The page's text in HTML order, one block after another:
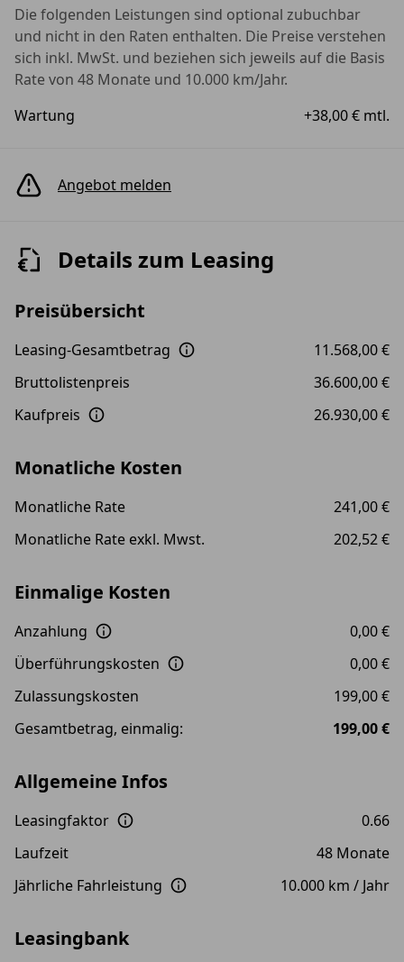
Die folgenden Leistungen sind optional zubuchbar
und nicht in den Raten enthalten. Die Preise verstehen
sich inkl. MwSt. und beziehen sich jeweils auf die Basis
Rate von 48 Monate und 10.000 km/Jahr.
Wartung
+38,00 € mtl.
Angebot melden
Details zum Leasing
Preisübersicht
Leasing-Gesamtbetrag
11.568,00 €
Bruttolistenpreis
36.600,00 €
Kaufpreis
26.930,00 €
Monatliche Kosten
Monatliche Rate
241,00 €
Monatliche Rate exkl. Mwst.
202,52 €
Einmalige Kosten
Anzahlung
0,00 €
Überführungskosten
0,00 €
Zulassungskosten
199,00 €
Gesamtbetrag, einmalig:
199,00 €
Allgemeine Infos
Leasingfaktor
0.66
Laufzeit
48 Monate
Jährliche Fahrleistung
10.000 km / Jahr
Leasingbank